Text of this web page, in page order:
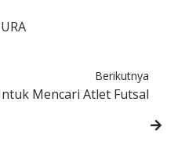
Berikutnya
Mencari Atlet Futsal